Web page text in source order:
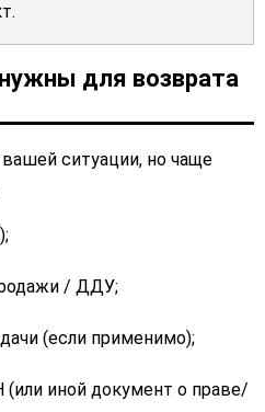
для возврата
ситуации, но чаще
/ ДДУ;
(если применимо);
иной документ о праве/